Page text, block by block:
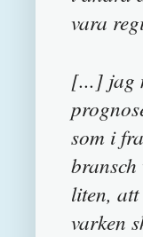
vara
[...] jag
som i
liten,
varken